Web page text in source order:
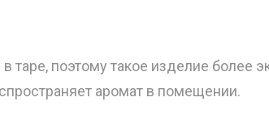
таре, поэтому такое изделие более
аромат в помещении.